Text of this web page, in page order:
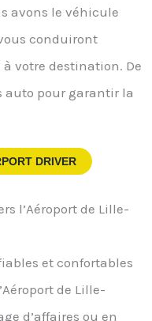
avons le véhicule
conduiront
votre destination. De
auto pour garantir la
DRIVER
l’Aéroport de Lille-
et confortables
de Lille-
d’affaires ou en